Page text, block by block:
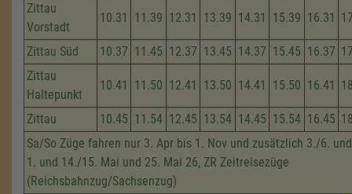
Zittau
Vorstadt
10.31 11.39 12.31 13.39 14.31 15.39 16.31
Zittau Süd 10.37 11.45 12.37 13.45 14.37 15.45 16.37
Zittau
Haltepunkt
10.41 11.50 12.41 13.50 14.41 15.50 16.41
Zittau 10.45 11.54 12.45 13.54 14.45 15.54 16.45
Sa/So Züge fahren nur 3. Apr bis 1. Nov und zusätzlich 3./6.
1. und 14./15. Mai und 25. Mai 26, ZR Zeitreisezüge
(Reichsbahnzug/Sachsenzug)